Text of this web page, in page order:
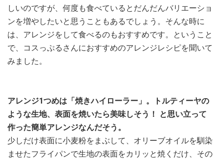
しいのですが、何度も食べているとだんだんバリエーショ
ンを増やしたいと思うこともあるでしょう。そんな時に
は、アレンジをして食べるのもおすすめです。ということ
で、コスっぷるさんにおすすめのアレンジレシピを聞いて
みました。
アレンジ1つめは「焼きハイローラー」。トルティーヤの
ような生地、表面を焼いたら美味しそう！ と思い立って
作った簡単アレンジなんだそう。
少しだけ表面に小麦粉をまぶして、オリーブオイルを馴染
ませたフライパンで生地の表面をカリッと焼くだけ、その